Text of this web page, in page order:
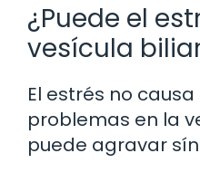
¿Puede el
vesícula
El estrés no
problemas en la
puede agravar